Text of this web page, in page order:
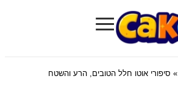
≡
» סיפורי אוטו חלל הטובים, הרע והשטח